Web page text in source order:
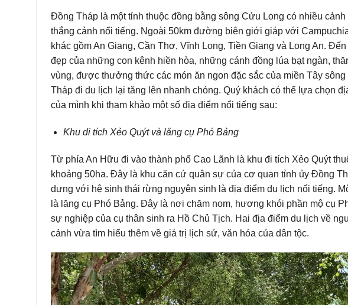
Đồng Tháp là một tỉnh thuộc đồng bằng sông Cửu Long có nhiều
thắng cảnh nổi tiếng. Ngoài 50km đường biên giới giáp với
khác gồm An Giang, Cần Thơ, Vĩnh Long, Tiền Giang và Long An.
đẹp của những con kênh hiền hòa, những cánh đồng lúa bạt ngàn,
vùng, được thưởng thức các món ăn ngon đặc sắc của miền Tây
Tháp đi du lịch lại tăng lên nhanh chóng. Quý khách có thể lựa chọn
của mình khi tham khảo một số địa điểm nổi tiếng sau:
Khu di tích Xẻo Quýt và lăng cụ Phó Bảng
Từ phía An Hữu đi vào thành phố Cao Lãnh là khu đi tích Xẻo Quýt
khoảng 50ha. Đây là khu căn cứ quân sự của cơ quan tỉnh ủy Đồng
dựng với hệ sinh thái rừng nguyên sinh là địa điểm du lịch nổi tiếng.
là lăng cụ Phó Bảng. Đây là nơi chăm nom, hương khói phần mộ cụ
sự nghiệp của cụ thân sinh ra Hồ Chủ Tịch. Hai địa điểm du lịch về
cảnh vừa tìm hiểu thêm về giá trị lịch sử, văn hóa của dân tộc.